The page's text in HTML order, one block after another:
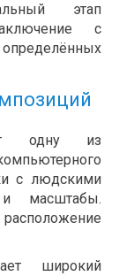
этап
с
одну из
с людскими
масштабы.
расположение
широкий